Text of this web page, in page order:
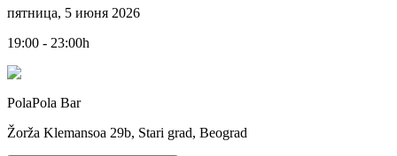
пятница, 5 июня 2026
19:00 - 23:00h
PolaPola Bar
Žorža Klemansoa 29b, Stari grad, Beograd